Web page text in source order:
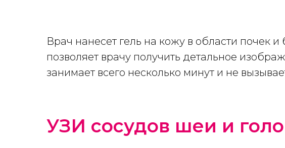
Врач нанесет гель на кожу в области почек и
позволяет врачу получить детальное
занимает всего несколько минут и не
УЗИ сосудов шеи и